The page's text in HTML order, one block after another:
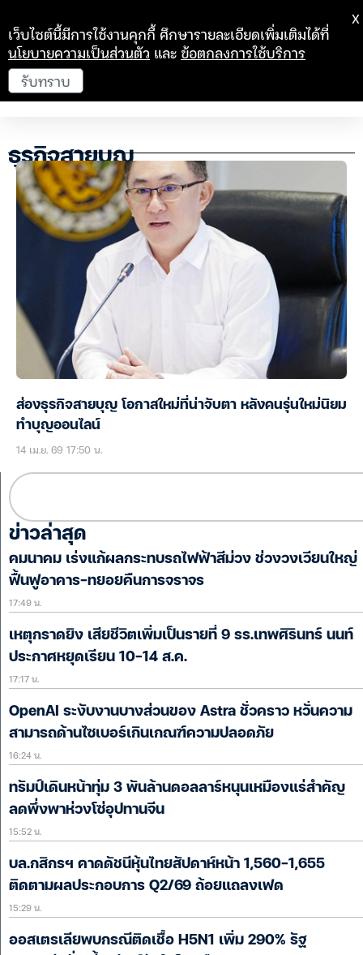
ธุรกิจสายบุญ
ส่องธุรกิจสายบุญ โอกาสใหม่ที่น่าจับตา หลังคนรุ่นใหม่นิยม
ทำบุญออนไลน์
14 เม.ย. 69 17:50 น.
ข่าวล่าสุด
คมนาคม เร่งแก้ผลกระทบรถไฟฟ้าสีม่วง ช่วงวงเวียนใหญ่
ฟื้นฟูอาคาร-ทยอยคืนการจราจร
17:49 น.
เหตุกราดยิง เสียชีวิตเพิ่มเป็นรายที่ 9 รร.เทพศิรินทร์ นนท์
ประกาศหยุดเรียน 10-14 ส.ค.
17:17 น.
OpenAI ระงับงานบางส่วนของ Astra ชั่วคราว หวั่นความ
สามารถด้านไซเบอร์เกินเกณฑ์ความปลอดภัย
16:24 น.
ทรัมป์เดินหน้าทุ่ม 3 พันล้านดอลลาร์หนุนเหมืองแร่สำคัญ
ลดพึ่งพาห่วงโซ่อุปทานจีน
15:52 น.
บล.กสิกรฯ คาดดัชนีหุ้นไทยสัปดาห์หน้า 1,560-1,655
ติดตามผลประกอบการ Q2/69 ถ้อยแถลงเฟด
15:29 น.
ออสเตรเลียพบกรณีติดเชื้อ H5N1 เพิ่ม 290% รัฐ
เว็บไซต์นี้มีการใช้งานคุกกี้ ศึกษารายละเอียดเพิ่มเติมได้ที่
นโยบายความเป็นส่วนตัว และข้อตกลงการใช้บริการ
รับทราบ
X